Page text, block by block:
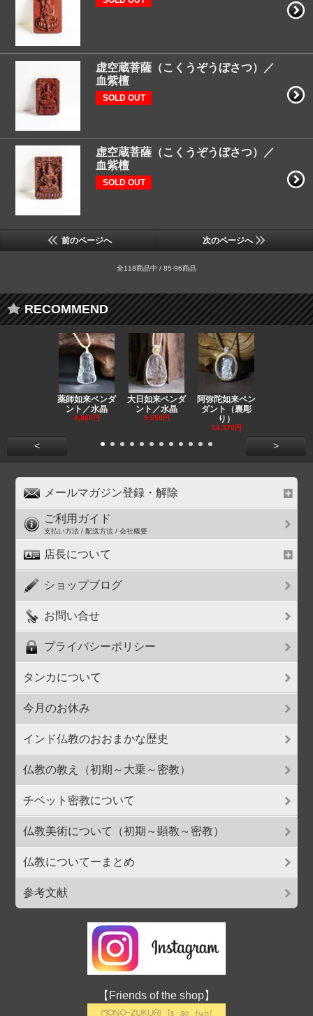
虚空蔵菩薩（こくうぞうぼさつ）／
血紫檀
SOLD OUT
虚空蔵菩薩（こくうぞうぼさつ）／
血紫檀
SOLD OUT
前のページへ 次のページへ
全118商品中 / 85-96商品
RECOMMEND
薬師如来ペンダ
ント／水晶
8,860円
大日如来ペンダ
ント／水晶
9,550円
阿弥陀如来ペン
ダント（裏彫
り）
14,370円
< >
メールマガジン登録・解除
ご利用ガイド
支払い方法 / 配送方法 / 会社概要
店長について
ショップブログ
お問い合せ
プライバシーポリシー
タンカについて
今月のお休み
インド仏教のおおまかな歴史
仏教の教え（初期～大乗～密教）
チベット密教について
仏教美術について（初期～顕教～密教）
仏教についてーまとめ
参考文献
【Friends of the shop】